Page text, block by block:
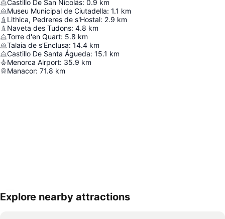
Castillo De San Nicolás: 0.9 km
Museu Municipal de Ciutadella: 1.1 km
Lithica, Pedreres de s'Hostal: 2.9 km
Naveta des Tudons: 4.8 km
Torre d'en Quart: 5.8 km
Talaia de s'Enclusa: 14.4 km
Castillo De Santa Águeda: 15.1 km
Menorca Airport: 35.9 km
Manacor: 71.8 km
Nagy méretű térkép
Explore nearby attractions